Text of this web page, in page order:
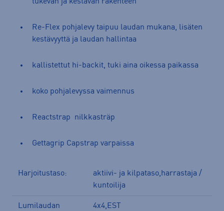
Re-Flex pohjalevy taipuu laudan mukana, lisäten
kestävyyttä ja laudan hallintaa
kallistettut hi-backit, tuki aina oikessa paikassa
koko pohjalevyssa vaimennus
Reactstrap nilkkasträp
Gettagrip Capstrap varpaissa
Harjoitustaso:
aktiivi- ja kilpataso,harrastaja /
kuntoilija
Lumilaudan 4x4,EST